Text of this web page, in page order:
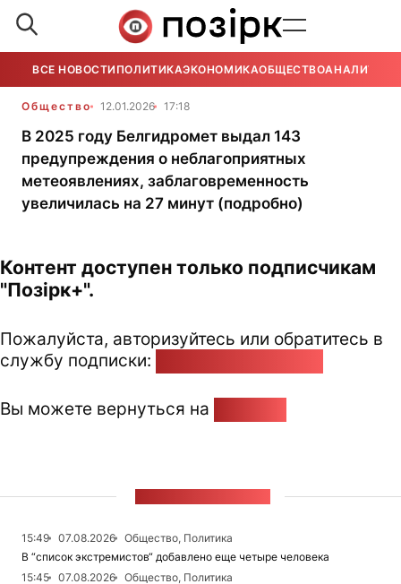
ВСЕ НОВОСТИ ПОЛИТИКАЭКОНОМИКАОБЩЕСТВОАНАЛИТИКА
Общество 12.01.2026 17:18
В 2025 году Белгидромет выдал 143
предупреждения о неблагоприятных
метеоявлениях, заблаговременность
увеличилась на 27 минут (подробно)
Контент доступен только подписчикам
"Позірк+".
Пожалуйста, авторизуйтесь или обратитесь в
службу подписки:
Вы можете вернуться на
15:49 07.08.2026
Общество, Политика
В “список экстремистов“ добавлено еще четыре человека
15:45
07.08.2026
Общество, Политика